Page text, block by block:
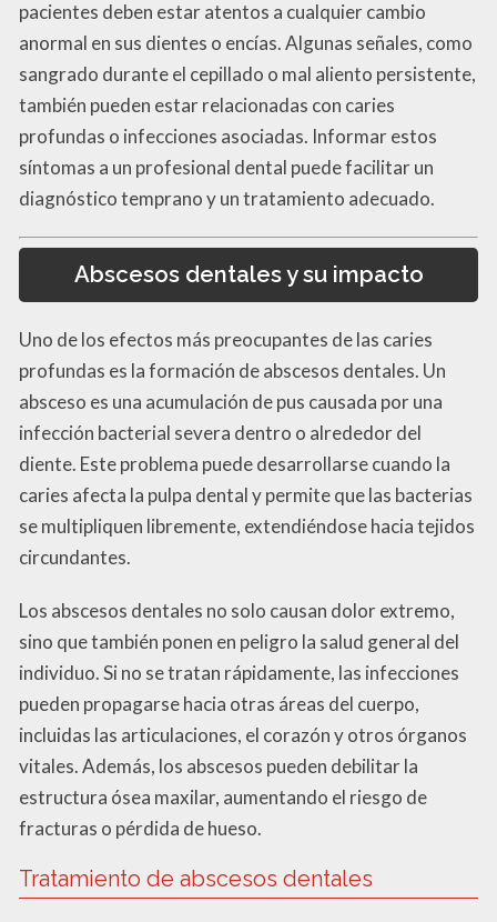
pacientes deben estar atentos a cualquier cambio
anormal en sus dientes o encías. Algunas señales, como
sangrado durante el cepillado o mal aliento persistente,
también pueden estar relacionadas con caries
profundas o infecciones asociadas. Informar estos
síntomas a un profesional dental puede facilitar un
diagnóstico temprano y un tratamiento adecuado.
Abscesos dentales y su impacto
Uno de los efectos más preocupantes de las caries
profundas es la formación de abscesos dentales. Un
absceso es una acumulación de pus causada por una
infección bacterial severa dentro o alrededor del
diente. Este problema puede desarrollarse cuando la
caries afecta la pulpa dental y permite que las bacterias
se multipliquen libremente, extendiéndose hacia tejidos
circundantes.
Los abscesos dentales no solo causan dolor extremo,
sino que también ponen en peligro la salud general del
individuo. Si no se tratan rápidamente, las infecciones
pueden propagarse hacia otras áreas del cuerpo,
incluidas las articulaciones, el corazón y otros órganos
vitales. Además, los abscesos pueden debilitar la
estructura ósea maxilar, aumentando el riesgo de
fracturas o pérdida de hueso.
Tratamiento de abscesos dentales